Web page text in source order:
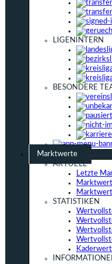
LIGENINTERN
BESONDERE
Marktwerte
AKTUELL
Letzte
STATISTIKEN